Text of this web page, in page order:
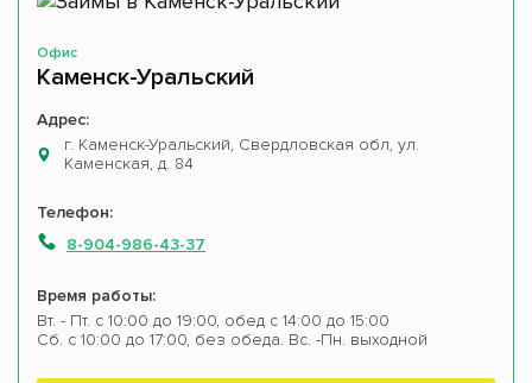
Офис
Каменск-Уральский
Адрес:
г. Каменск-Уральский, Свердловская обл, ул.
Каменская, д. 84
Телефон:
8-904-986-43-37
Время работы:
Вт. - Пт. с 10:00 до 19:00, обед с 14:00 до 15:00
Сб. с 10:00 до 17:00, без обеда. Вс. -Пн. выходной